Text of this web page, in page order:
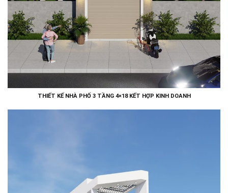
THIẾT KẾ NHÀ PHỐ 3 TẦNG 4×18 KẾT HỢP KINH DOANH